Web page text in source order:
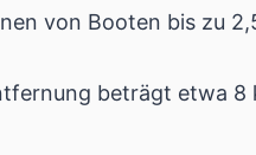
von Booten bis zu
beträgt etwa 8